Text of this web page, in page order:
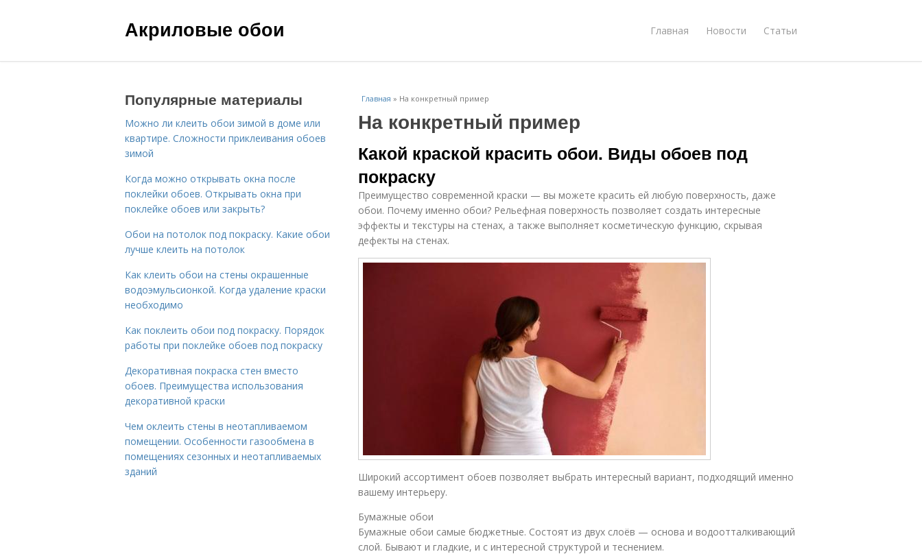
Акриловые обои Главная Новости Статьи
Главная » На конкретный пример
На конкретный пример
Какой краской красить обои. Виды обоев под
покраску
Преимущество современной краски — вы можете красить ей любую поверхность, даже
обои. Почему именно обои? Рельефная поверхность позволяет создать интересные
эффекты и текстуры на стенах, а также выполняет косметическую функцию, скрывая
дефекты на стенах.
Широкий ассортимент обоев позволяет выбрать интересный вариант, подходящий именно
вашему интерьеру.
Бумажные обои
Бумажные обои самые бюджетные. Состоят из двух слоёв — основа и водоотталкивающий
слой. Бывают и гладкие, и с интересной структурой и теснением.
Популярные материалы
Можно ли клеить обои зимой в доме или
квартире. Сложности приклеивания обоев
зимой
Когда можно открывать окна после
поклейки обоев. Открывать окна при
поклейке обоев или закрыть?
Обои на потолок под покраску. Какие обои
лучше клеить на потолок
Как клеить обои на стены окрашенные
водоэмульсионкой. Когда удаление краски
необходимо
Как поклеить обои под покраску. Порядок
работы при поклейке обоев под покраску
Декоративная покраска стен вместо
обоев. Преимущества использования
декоративной краски
Чем оклеить стены в неотапливаемом
помещении. Особенности газообмена в
помещениях сезонных и неотапливаемых
зданий